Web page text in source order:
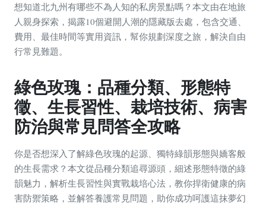
想知道北九州有哪些不為人知的私房景點嗎？本文由在地旅
人親身探索，揭露10個避開人潮的隱藏版去處，包含交通、
費用、最佳時間等實用資訊，幫你規劃深度之旅，解決自由
行常見難題。
綠色玫瑰：品種分類、形態特
徵、生長習性、栽培技術、病害
防治與常見問答全攻略
你是否想深入了解綠色玫瑰的起源、獨特綠韻形態與嬌客般
的生長需求？本文從品種分類追尋源頭，細述形態特徵的綠
韻魅力，解析生長習性與實戰栽培心法，教你捍衛健康的病
害防禦策略，並解答養護常見問題，助你成功呵護這抹夢幻